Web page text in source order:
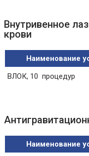
Внутривенное
крови
Наименование
ВЛОК, 10 процедур
Наименование